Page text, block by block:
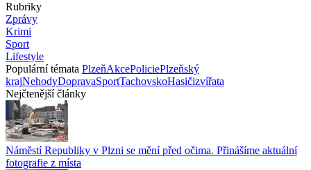
Rubriky
Zprávy
Krimi
Sport
Lifestyle
Populární témata PlzeňAkcePoliciePlzeňský
krajNehodyDopravaSportTachovskoHasičizvířata
Nejčtenější články
Náměstí Republiky v Plzni se mění před očima. Přinášíme aktuální
fotografie z místa